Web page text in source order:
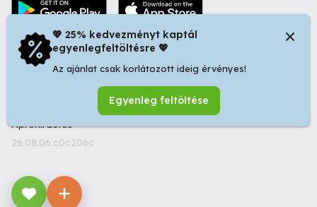
© 2026 Startapró S.R.L. | Bulevardul Dacia nr 34, Oradea
410346, Romania | Tax ID: RO44483373 -
Ingyenes
Apróhirdetés
26.08.06.c0c206c
💖 25% kedvezményt kaptál
egyenlegfeltöltésre 💖
Az ajánlat csak korlátozott ideig érvényes!
Egyenleg feltöltése